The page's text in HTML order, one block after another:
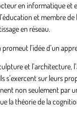
en informatique et
et membre
en réseau.
l’idée d’un
et
s’exercent sur leurs
non seulement par
la théorie de la